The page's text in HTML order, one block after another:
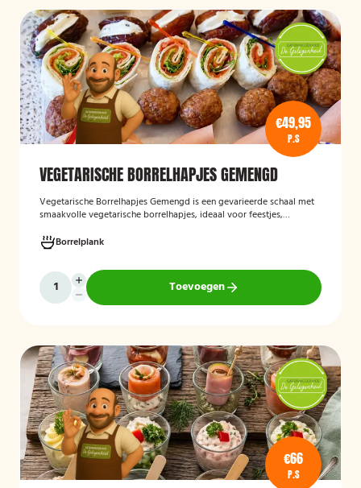
€49,95
P.S
VEGETARISCHE BORRELHAPJES GEMENGD
Vegetarische Borrelhapjes Gemengd is een gevarieerde schaal met
smaakvolle vegetarische borrelhapjes, ideaal voor feestjes,
feestelijke mix van vegetarische lekkernijen die geschikt zijn voor
zowel vegetariërs als andere gasten.
Borrelplank
Toevoegen
€66
P.S